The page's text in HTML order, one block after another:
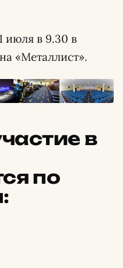
июля в 9.30 в
«Металлист».
в
по